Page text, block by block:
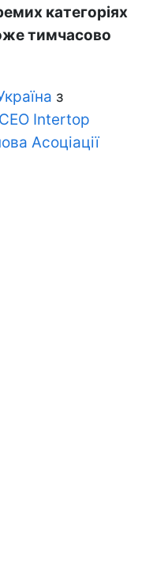
категоріях
тимчасово
з
Intertop
Асоціації